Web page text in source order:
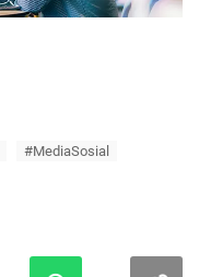
#MediaSosial